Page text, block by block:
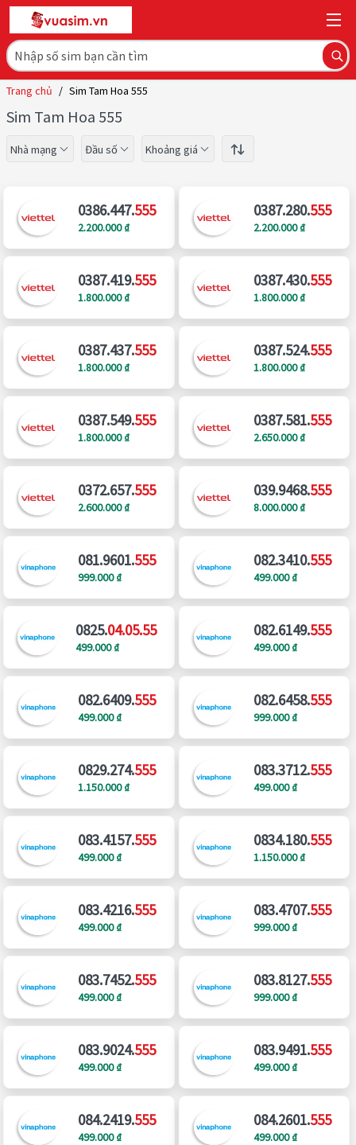
Trang chủ / Sim Tam Hoa 555
Sim Tam Hoa 555
Nhà mạng Đầu số Khoảng giá
0386.447.555
2.200.000 ₫
0387.280.555
2.200.000 ₫
0387.419.555
1.800.000 ₫
0387.430.555
1.800.000 ₫
0387.437.555
1.800.000 ₫
0387.524.555
1.800.000 ₫
0387.549.555
1.800.000 ₫
0387.581.555
2.650.000 ₫
0372.657.555
2.600.000 ₫
039.9468.555
8.000.000 ₫
081.9601.555
999.000 ₫
082.3410.555
499.000 ₫
0825.04.05.55
499.000 ₫
082.6149.555
499.000 ₫
082.6409.555
499.000 ₫
082.6458.555
999.000 ₫
0829.274.555
1.150.000 ₫
083.3712.555
499.000 ₫
083.4157.555
499.000 ₫
0834.180.555
1.150.000 ₫
083.4216.555
499.000 ₫
083.4707.555
999.000 ₫
083.7452.555
499.000 ₫
083.8127.555
999.000 ₫
083.9024.555
499.000 ₫
083.9491.555
499.000 ₫
084.2419.555
499.000 ₫
084.2601.555
499.000 ₫